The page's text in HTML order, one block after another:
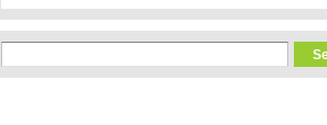
Search form
Search